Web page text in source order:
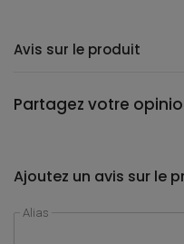
Avis sur le produit
Partagez votre
Ajoutez un avis sur le
Alias